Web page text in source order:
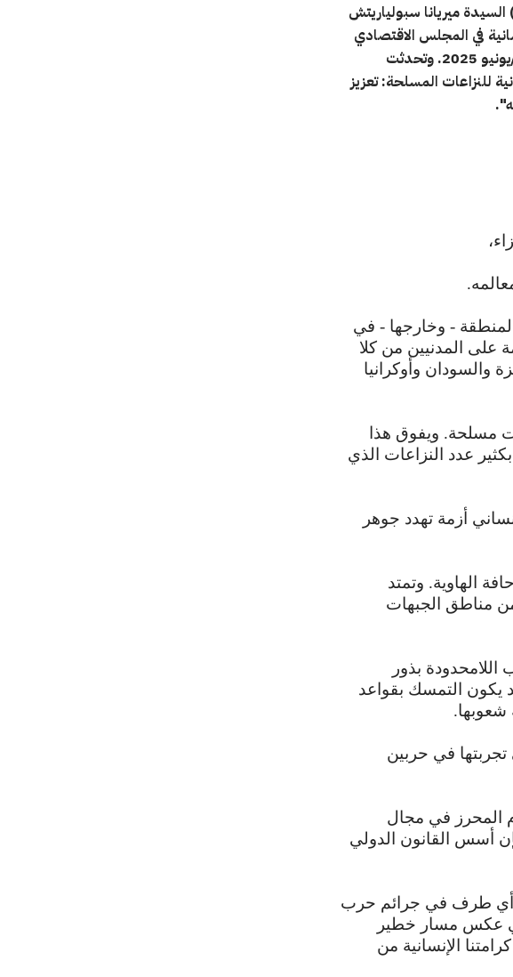
ميريانا سبولياريتش
في المجلس الاقتصادي
والاجتماعي لعام 2025 في قصر الأمم بجنيف في 19 حزيران/يونيو 2025. وتحدثت
للنزاعات المسلحة: تعزيز
- وخارجها - في
على المدنيين من كلا
والسودان وأوكرانيا
حوالي 130 نزاعاً نزاعات مسلحة. ويفوق هذا
عدد النزاعات الذي
أزمة تهدد جوهر
الهاوية. وتمتد
من مناطق الجبهات
بذور
يكون التمسك بقواعد
في حربين
المحرز في مجال
أسس القانون الدولي
أي طرف في جرائم حرب
عكس مسار خطير
الإنسانية من